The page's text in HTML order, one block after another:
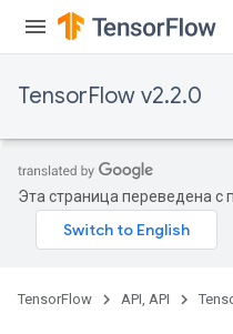
TensorFlow v2.2.0
Эта страница переведена
TensorFlow API, API